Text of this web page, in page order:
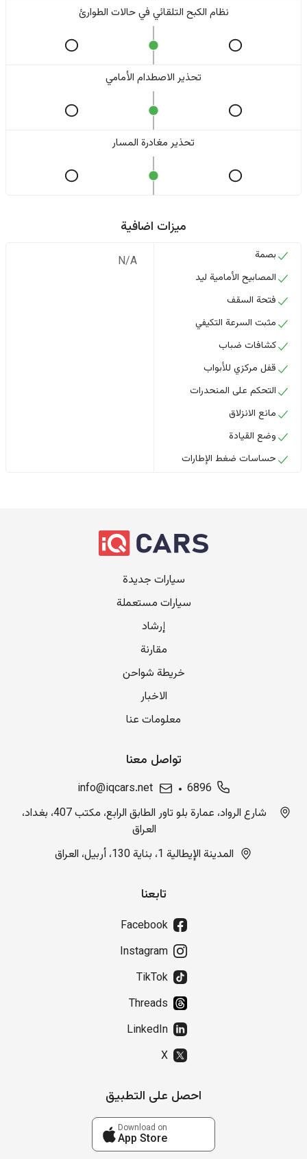
نظام الكبح التلقائي في حالات الطوارئ
تحذير الاصطدام الأمامي
تحذير مغادرة المسار
ميزات اضافية
بصمة
المصابيح الأمامية ليد
فتحة السقف
مثبت السرعة التكيفي
كشافات ضباب
قفل مركزي للأبواب
التحكم على المنحدرات
مانع الانزلاق
وضع القيادة
حساسات ضغط الإطارات
N/A
سيارات جديدة
سيارات مستعملة
إرشاد
مقارنة
خريطة شواحن
الاخبار
معلومات عنا
تواصل معنا
6896
info@iqcars.net
شارع الرواد، عمارة بلو تاور الطابق الرابع، مكتب 407، بغداد،
العراق
المدينة الإيطالية 1، بناية 130، أربيل، العراق
تابعنا
Facebook
Instagram
TikTok
Threads
LinkedIn
X
احصل على التطبيق
Download on
App Store